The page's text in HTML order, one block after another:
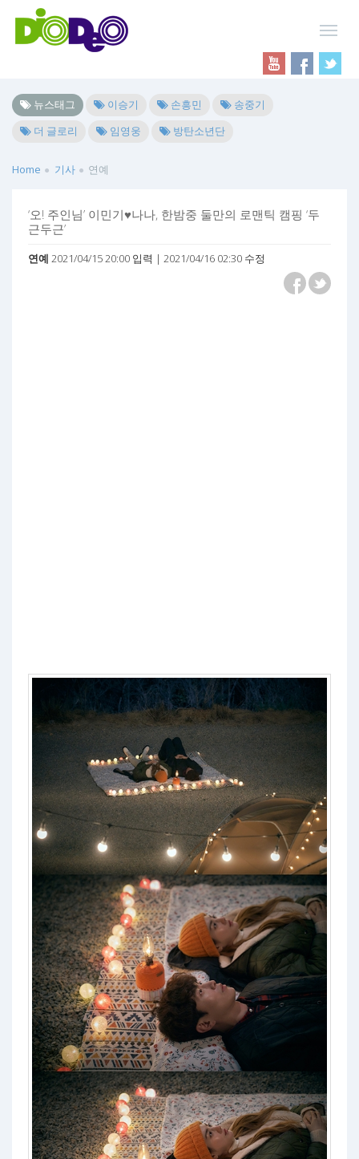
뉴스태그 이승기 손흥민
송중기
더 글로리
임영웅 방탄소년단
Home 기사 연예
‘오! 주인님’ 이민기♥나나, 한밤중 둘만의 로맨틱 캠핑 ‘두
근두근’
연예 2021/04/15 20:00 입력 | 2021/04/16 02:30 수정